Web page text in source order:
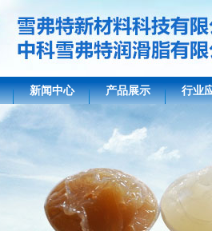
新闻中心 产品展示 行业